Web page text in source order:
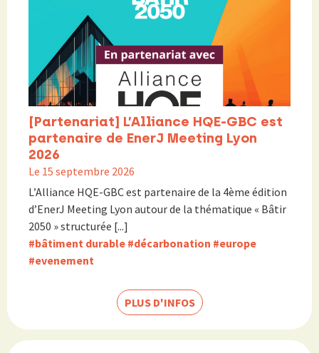
[Partenariat] L’Alliance HQE-GBC est
partenaire de EnerJ Meeting Lyon
2026
Le 15 septembre 2026
L’Alliance HQE-GBC est partenaire de la 4ème édition
d’EnerJ Meeting Lyon autour de la thématique « Bâtir
2050 » structurée [...]
#bâtiment durable #décarbonation #europe
#evenement
PLUS D'INFOS